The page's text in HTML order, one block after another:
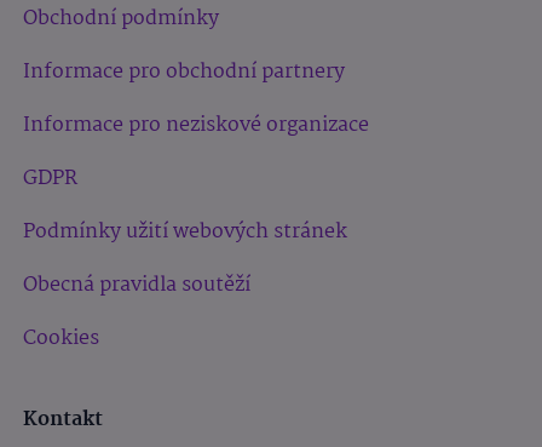
Obchodní podmínky
Informace pro obchodní partnery
Informace pro neziskové organizace
GDPR
Podmínky užití webových stránek
Obecná pravidla soutěží
Cookies
Kontakt